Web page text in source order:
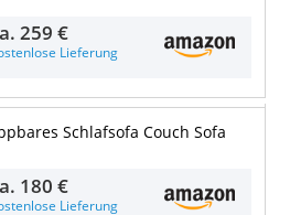
259 €
Lieferung
Schlafsofa Couch Sofa
180 €
Lieferung